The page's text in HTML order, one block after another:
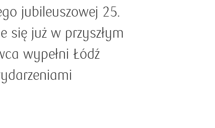
jubileuszowej 25.
się już w przyszłym
wypełni Łódź